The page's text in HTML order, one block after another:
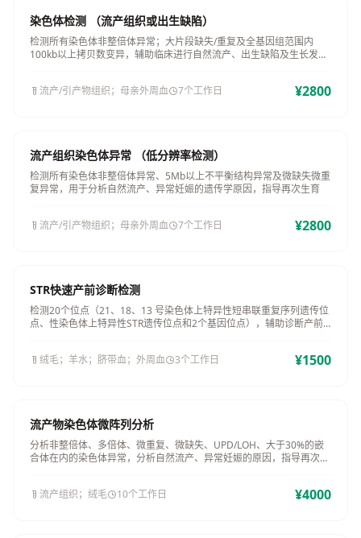
染色体检测 （流产组织或出生缺陷）
检测所有染色体非整倍体异常；大片段缺失/重复及全基因组范围内
100kb以上拷贝数变异，辅助临床进行自然流产、出生缺陷及生长发育
流产/引产物组织；母亲外周血
7个工作日 ¥2800
流产组织染色体异常 （低分辨率检测）
检测所有染色体非整倍体异常、5Mb以上不平衡结构异常及微缺失微重
复异常，用于分析自然流产、异常妊娠的遗传学原因，指导再次生育
流产/引产物组织；母亲外周血 7个工作日 ¥2800
STR快速产前诊断检测
检测20个位点（21、18、13 号染色体上特异性短串联重复序列遗传位
点、性染色体上特异性STR遗传位点和2个基因位点），辅助诊断产前
绒毛；羊水；脐带血；外周血
3个工作日 ¥1500
流产物染色体微阵列分析
分析非整倍体、多倍体、微重复、微缺失、UPD/LOH、大于30%的嵌
合体在内的染色体异常，分析自然流产、异常妊娠的原因，指导再次生
流产组织；绒毛
10个工作日 ¥4000